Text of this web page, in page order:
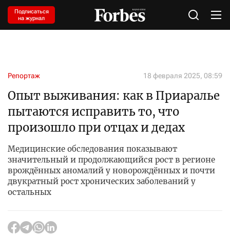
Подписаться
на журнал
Репортаж 18 февраля 2025, 08:59
Опыт выживания: как в Приаралье
пытаются исправить то, что
произошло при отцах и дедах
Медицинские обследования показывают
значительный и продолжающийся рост в регионе
врождённых аномалий у новорождённых и почти
двукратный рост хронических заболеваний у
остальных